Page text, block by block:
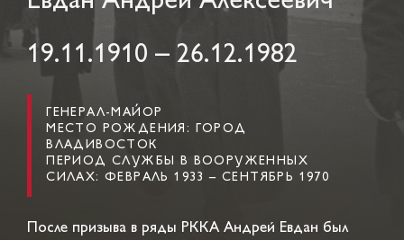
19.11.1910 – 26.12.1982
ГЕНЕРАЛ-МАЙОР
МЕСТО РОЖДЕНИЯ: ГОРОД
ВЛАДИВОСТОК
ПЕРИОД СЛУЖБЫ В ВООРУЖЕННЫХ
СИЛАХ: ФЕВРАЛЬ 1933 – СЕНТЯБРЬ 1970
После призыва в ряды РККА Андрей Евдан был